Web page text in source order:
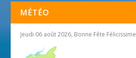
MÉTÉO
Jeudi 06 août 2026, Bonne Fête Félicissime